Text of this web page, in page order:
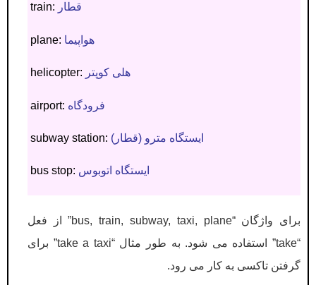
train: قطار
plane: هواپیما
helicopter: هلی کوپتر
airport: فرودگاه
subway station: ایستگاه مترو (قطار)
bus stop: ایستگاه اتوبوس
برای واژگان “bus, train, subway, taxi, plane” از فعل
“take” استفاده می شود. به طور مثال “take a taxi” برای
گرفتن تاکسی به کار می رود.